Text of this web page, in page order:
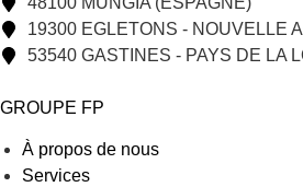
19300 EGLETONS - NOUVELLE
53540 GASTINES - PAYS DE LA
GROUPE FP
À propos de nous
Services